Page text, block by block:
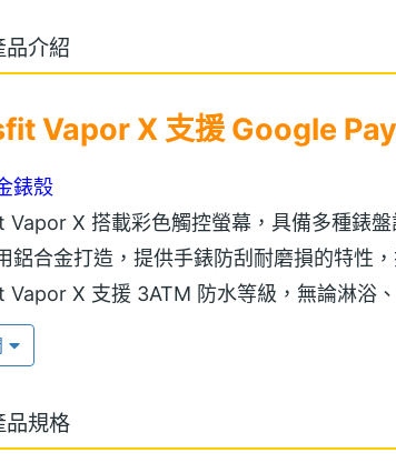
品介紹
Vapor X 支援 Google
錶殼
Vapor X 搭載彩色觸控螢幕，具備多種錶
鋁合金打造，提供手錶防刮耐磨損的特性
Vapor X 支援 3ATM 防水等級，無論淋浴
測，可詳細記錄下使用者的游泳數據。
Vapor X 運行 Google Wear OS 作業系統
品規格